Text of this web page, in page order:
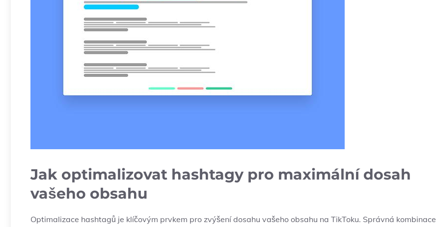
Jak optimalizovat hashtagy pro maximální dosah
vašeho obsahu
Optimalizace hashtagů je klíčovým prvkem pro zvýšení dosahu vašeho obsahu na TikToku. Správná kombinace